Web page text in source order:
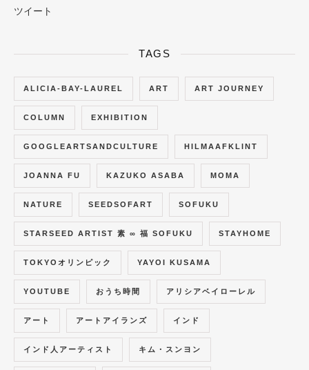
ツイート
TAGS
ALICIA-BAY-LAUREL ART ART JOURNEY
COLUMN EXHIBITION
GOOGLEARTSANDCULTURE HILMAAFKLINT
JOANNA FU KAZUKO ASABA MOMA
NATURE SEEDSOFART SOFUKU
STARSEED ARTIST 素 ∞ 福 SOFUKU STAYHOME
TOKYOオリンピック YAYOI KUSAMA
YOUTUBE おうち時間 アリシアベイローレル
アート アートアイランズ インド
インド人アーティスト キム・スンヨン